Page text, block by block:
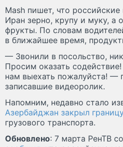
Mash пишет, что
Иран зерно, крупу и муку, а
фрукты. По словам
в ближайшее время,
— Звонили в посольство,
Просим оказать
нам выехать пожалуйста! —
записавшие видеоролик.
Напомним, недавно стало
Азербайджан закрыл
грузового транспорта.
Обновлено: 7 марта РенТВ